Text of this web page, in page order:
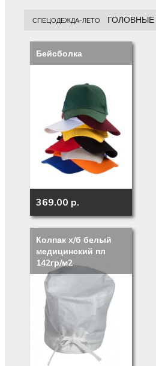
СПЕЦОДЕЖДА-ЛЕТО ГОЛОВНЫЕ
Бейсболка
369.00 p.
Колпак х/б белый
медицинский пл
142гр/м2